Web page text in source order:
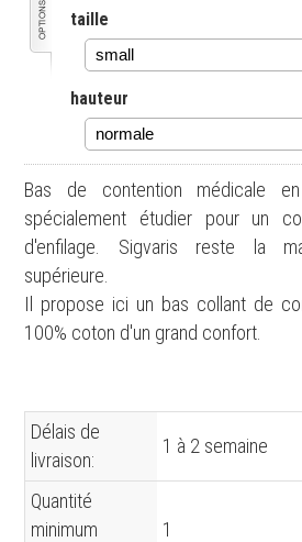
taille
hauteur
Bas de contention médicale
spécialement étudier pour un
d'enfilage. Sigvaris reste la
supérieure.
Il propose ici un bas collant de
100% coton d'un grand confort.
Délais de
livraison:
1 à 2 semaine
Quantité
minimum
1